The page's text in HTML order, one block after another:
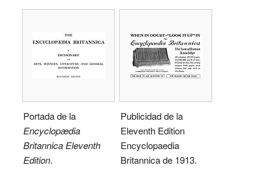
Portada de la
Encyclopædia
Britannica Eleventh
Edition.
Publicidad de la
Eleventh Edition
Encyclopaedia
Britannica de 1913.